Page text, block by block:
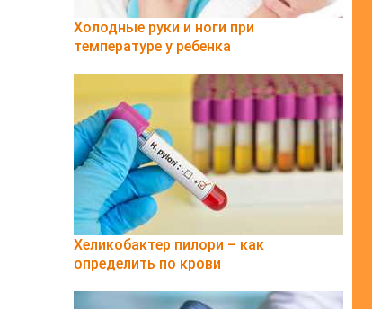
Холодные руки и ноги при
температуре у ребенка
Хеликобактер пилори – как
определить по крови